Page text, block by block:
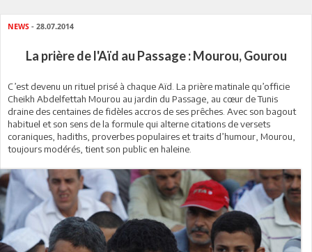
NEWS - 28.07.2014
La prière de l'Aïd au Passage : Mourou, Gourou
C’est devenu un rituel prisé à chaque Aïd. La prière matinale qu’officie
Cheikh Abdelfettah Mourou au jardin du Passage, au cœur de Tunis
draine des centaines de fidèles accros de ses prêches. Avec son bagout
habituel et son sens de la formule qui alterne citations de versets
coraniques, hadiths, proverbes populaires et traits d’humour, Mourou,
toujours modérés, tient son public en haleine.